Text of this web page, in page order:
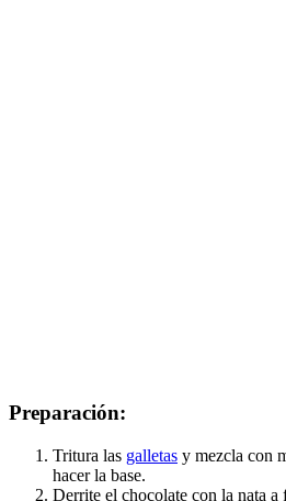
Preparación:
Tritura las galletas y mezcla con
hacer la base.
Derrite el chocolate con la nata